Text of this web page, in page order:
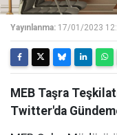
Yayınlanma: 17/01/2023
MEB Taşra
Twitter'da